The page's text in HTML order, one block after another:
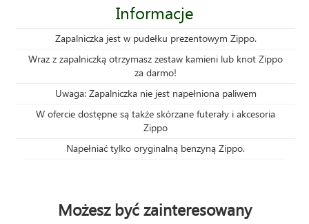
Informacje
Zapalniczka jest w pudełku prezentowym Zippo.
Wraz z zapalniczką otrzymasz zestaw kamieni lub knot Zippo
za darmo!
Uwaga: Zapalniczka nie jest napełniona paliwem
W ofercie dostępne są także skórzane futerały i akcesoria
Zippo
Napełniać tylko oryginalną benzyną Zippo.
Możesz być zainteresowany